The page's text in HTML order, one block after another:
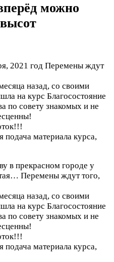
можно
2021 год Перемены ждут
назад, со своими
на курс Благосостояние
по совету знакомых и не
подача материала курса,
в прекрасном городе у
Перемены ждут того,
назад, со своими
на курс Благосостояние
по совету знакомых и не
подача материала курса,